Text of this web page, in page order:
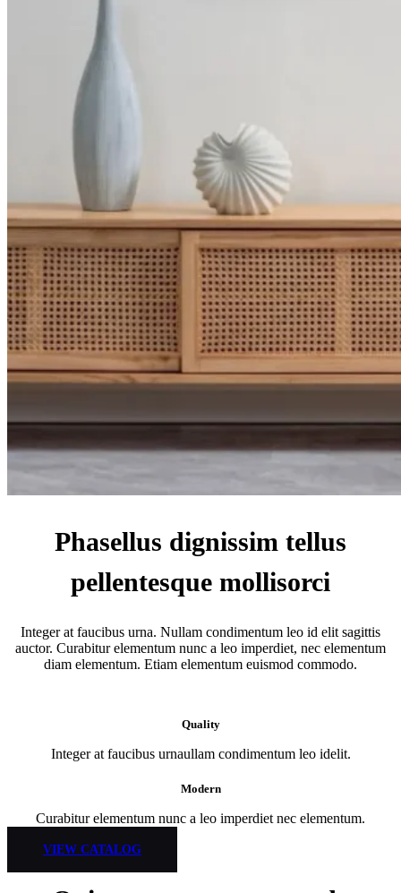
Phasellus dignissim tellus
pellentesque mollisorci
Integer at faucibus urna. Nullam condimentum leo id elit sagittis
auctor. Curabitur elementum nunc a leo imperdiet, nec elementum
diam elementum. Etiam elementum euismod commodo.
Quality
Integer at faucibus urnaullam condimentum leo idelit.
Modern
Curabitur elementum nunc a leo imperdiet nec elementum.
VIEW CATALOG